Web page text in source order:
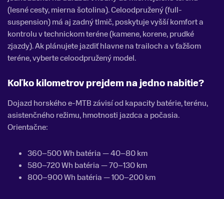
(lesné cesty, mierna šotolina). Celoodpružený (full-
suspension) má aj zadný tlmič, poskytuje vyšší komfort a
kontrolu v technickom teréne (kamene, korene, prudké
zjazdy). Ak plánujete jazdiť hlavne na trailoch a v ťažšom
teréne, vyberte celoodpružený model.
Koľko kilometrov prejdem na jedno nabitie?
Dojazd horského e-MTB závisí od kapacity batérie, terénu,
asistenčného režimu, hmotnosti jazdca a počasia.
Orientačne:
360–500 Wh batéria — 40–80 km
580–720 Wh batéria — 70–130 km
800–900 Wh batéria — 100–200 km